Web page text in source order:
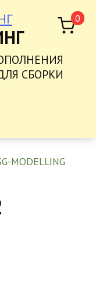
СБОРКИ
0
MODELLING